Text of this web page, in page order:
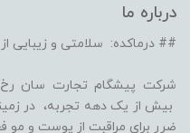
درباره ما
## درماکده: سلامتی و زیبایی
شرکت پیشگام تجارت سان
بیش از یک دهه تجربه، در
ضرر برای مراقبت از پوست و مو